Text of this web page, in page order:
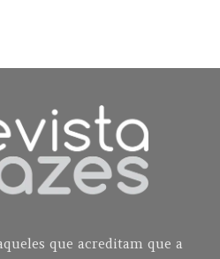
que acreditam que a